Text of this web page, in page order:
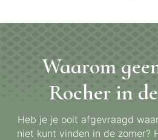
Waarom
Rocher in
Heb je je ooit afgevraagd
niet kunt vinden in de zomer?